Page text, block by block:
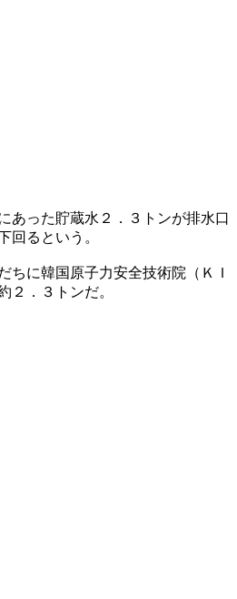
あった貯蔵水２．３トンが排水口
回るという。
に韓国原子力安全技術院（ＫＩ
２．３トンだ。